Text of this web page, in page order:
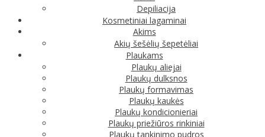
Depiliacija
Kosmetiniai lagaminai
Akims
Akių šešėlių šepetėliai
Plaukams
Plaukų aliejai
Plaukų dulksnos
Plaukų formavimas
Plaukų kaukės
Plaukų kondicionieriai
Plaukų priežiūros rinkiniai
Plaukų tankinimo pudros